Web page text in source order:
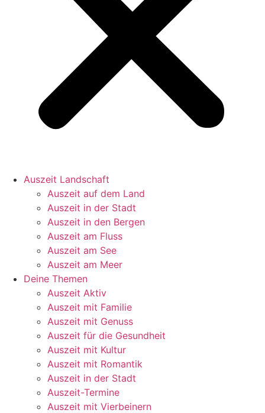
Auszeit Landschaft
Auszeit auf dem Land
Auszeit in der Stadt
Auszeit in den Bergen
Auszeit am Fluss
Auszeit am See
Auszeit am Meer
Deine Themen
Auszeit Aktiv
Auszeit mit Familie
Auszeit mit Genuss
Auszeit für die Gesundheit
Auszeit mit Kultur
Auszeit mit Romantik
Auszeit in der Stadt
Auszeit-Termine
Auszeit mit Vierbeinern